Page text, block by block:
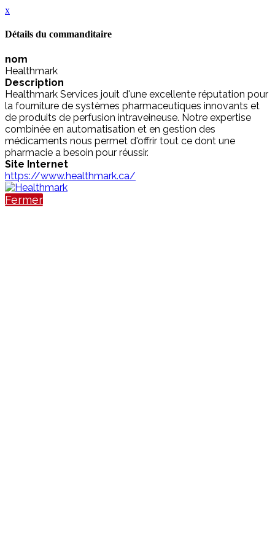
x
Détails du commanditaire
nom
Healthmark
Description
Healthmark Services jouit d'une excellente réputation pour
la fourniture de systèmes pharmaceutiques innovants et
de produits de perfusion intraveineuse. Notre expertise
combinée en automatisation et en gestion des
médicaments nous permet d'offrir tout ce dont une
pharmacie a besoin pour réussir.
Site Internet
https://www.healthmark.ca/
Fermer